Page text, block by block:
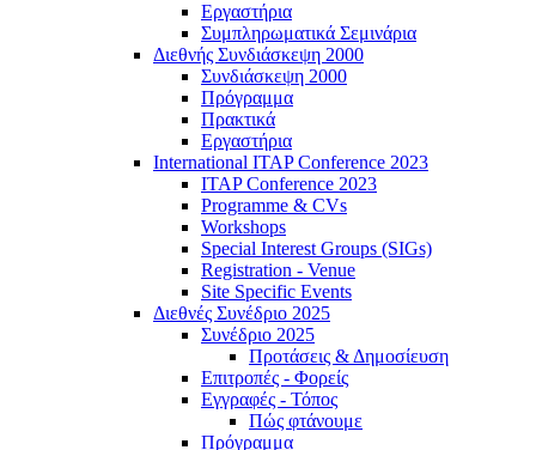
Εργαστήρια
Συμπληρωματικά Σεμινάρια
Διεθνής Συνδιάσκεψη 2000
Συνδιάσκεψη 2000
Πρόγραμμα
Πρακτικά
Εργαστήρια
International ITAP Conference 2023
ITAP Conference 2023
Programme & CVs
Workshops
Special Interest Groups (SIGs)
Registration - Venue
Site Specific Events
Διεθνές Συνέδριο 2025
Συνέδριο 2025
Προτάσεις & Δημοσίευση
Επιτροπές - Φορείς
Εγγραφές - Τόπος
Πώς φτάνουμε
Πρόγραμμα